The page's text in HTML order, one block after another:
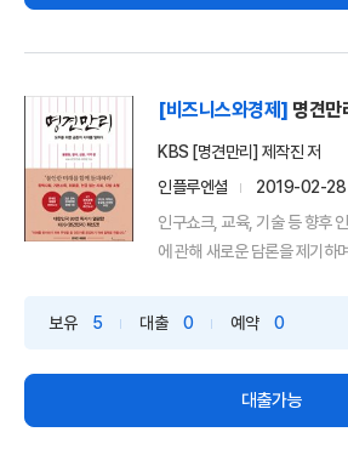
[비즈니스와경제] 명견만
KBS [명견만리] 제작진 저
인플루엔셜
2019-02-28
인구쇼크, 교육, 기술 등 향후
에 관해 새로운 담론을 제기하
보유 5 대출 0 예약 0
대출가능